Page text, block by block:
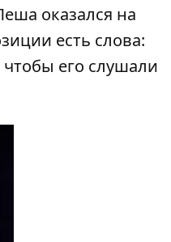
оказался на
есть слова:
его слушали